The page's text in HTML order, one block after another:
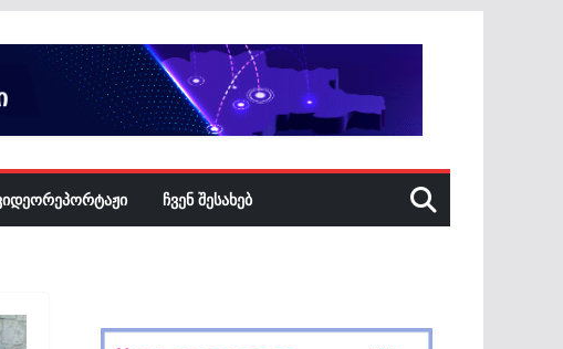
ᲩᲕᲔᲜ ᲨᲔᲡᲐᲮᲔᲑ